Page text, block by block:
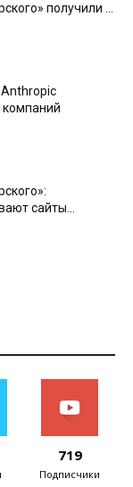
получили в
награды по
компаний
сайты
связи в сезон
719
Подписчики